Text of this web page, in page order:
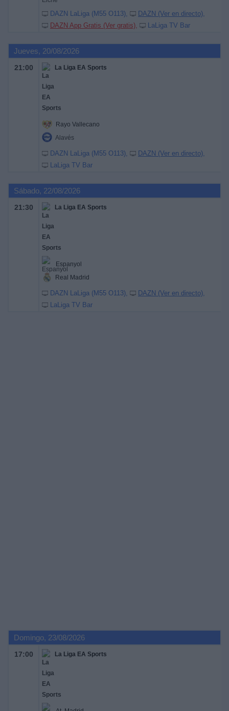
DAZN LaLiga (M55 O113)
DAZN (Ver en directo)
DAZN App Gratis (Ver gratis)
LaLiga TV Bar
Jueves, 20/08/2026
21:00 La Liga EA Sports
Rayo Vallecano
Alavés
DAZN LaLiga (M55 O113)
DAZN (Ver en directo)
LaLiga TV Bar
Sábado, 22/08/2026
21:30 La Liga EA Sports
Espanyol
Real Madrid
DAZN LaLiga (M55 O113)
DAZN (Ver en directo)
LaLiga TV Bar
Domingo, 23/08/2026
17:00 La Liga EA Sports